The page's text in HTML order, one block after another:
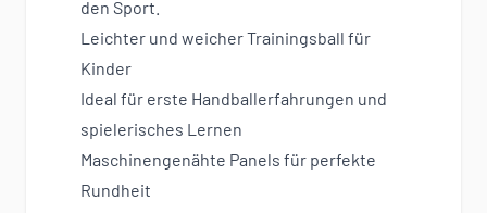
den Sport.
Leichter und weicher Trainingsball für
Kinder
Ideal für erste Handballerfahrungen und
spielerisches Lernen
Maschinengenähte Panels für perfekte
Rundheit